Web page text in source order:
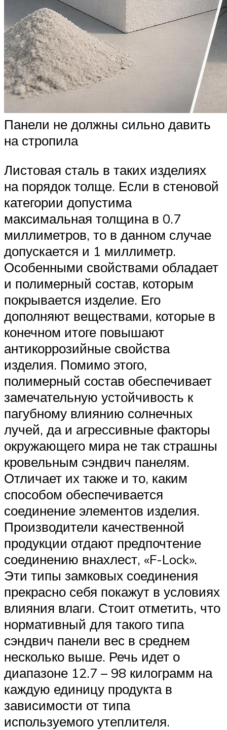
Панели не должны сильно давить
на стропила
Листовая сталь в таких изделиях
на порядок толще. Если в стеновой
категории допустима
максимальная толщина в 0.7
миллиметров, то в данном случае
допускается и 1 миллиметр.
Особенными свойствами обладает
и полимерный состав, которым
покрывается изделие. Его
дополняют веществами, которые в
конечном итоге повышают
антикоррозийные свойства
изделия. Помимо этого,
полимерный состав обеспечивает
замечательную устойчивость к
пагубному влиянию солнечных
лучей, да и агрессивные факторы
окружающего мира не так страшны
кровельным сэндвич панелям.
Отличает их также и то, каким
способом обеспечивается
соединение элементов изделия.
Производители качественной
продукции отдают предпочтение
соединению внахлест, «F-Lock».
Эти типы замковых соединения
прекрасно себя покажут в условиях
влияния влаги. Стоит отметить, что
нормативный для такого типа
сэндвич панели вес в среднем
несколько выше. Речь идет о
диапазоне 12.7 – 98 килограмм на
каждую единицу продукта в
зависимости от типа
используемого утеплителя.